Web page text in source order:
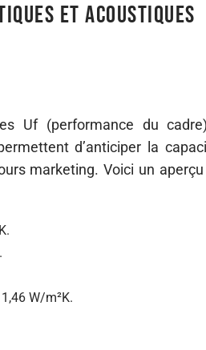
et acoustiques
Uf (performance du
d’anticiper la
marketing. Voici un aperçu
W/m²K.